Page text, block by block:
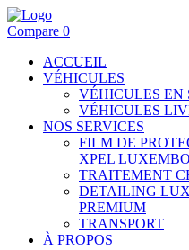
Compare 0
ACCUEIL
VÉHICULES
VÉHICULES EN
VÉHICULES
NOS SERVICES
FILM DE
XPEL
TRAITEMENT
DETAILING
PREMIUM
TRANSPORT
À PROPOS